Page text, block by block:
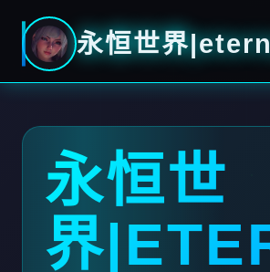
永恒世界
永恒世
界